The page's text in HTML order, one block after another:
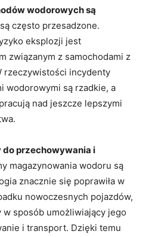
wodorowych są
często⁣ przesadzone.
eksplozji jest
związanym⁤ z samochodami z
⁢rzeczywistości incydenty
wodorowymi są rzadkie, a⁢
nad jeszcze lepszymi⁤
do przechowywania i‌
magazynowania wodoru ​są
‍znacznie się poprawiła w
nowoczesnych⁤ pojazdów,
sposób umożliwiający jego
i transport.‌ Dzięki temu